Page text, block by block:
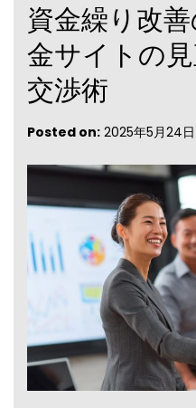
資金繰り改
金サイトの
交渉術
Posted on: 2025年5月24日